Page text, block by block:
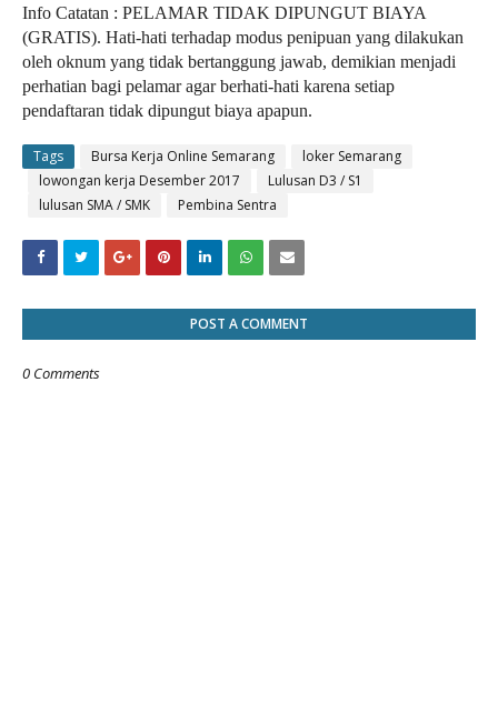
Info Catatan : PELAMAR TIDAK DIPUNGUT BIAYA
(GRATIS). Hati-hati terhadap modus penipuan yang dilakukan
oleh oknum yang tidak bertanggung jawab, demikian menjadi
perhatian bagi pelamar agar berhati-hati karena setiap
pendaftaran tidak dipungut biaya apapun.
Tags Bursa Kerja Online Semarang
loker Semarang
lowongan kerja Desember 2017
Lulusan D3 / S1
lulusan SMA / SMK
Pembina Sentra
POST A COMMENT
0 Comments